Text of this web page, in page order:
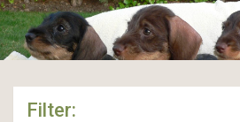
Filter: